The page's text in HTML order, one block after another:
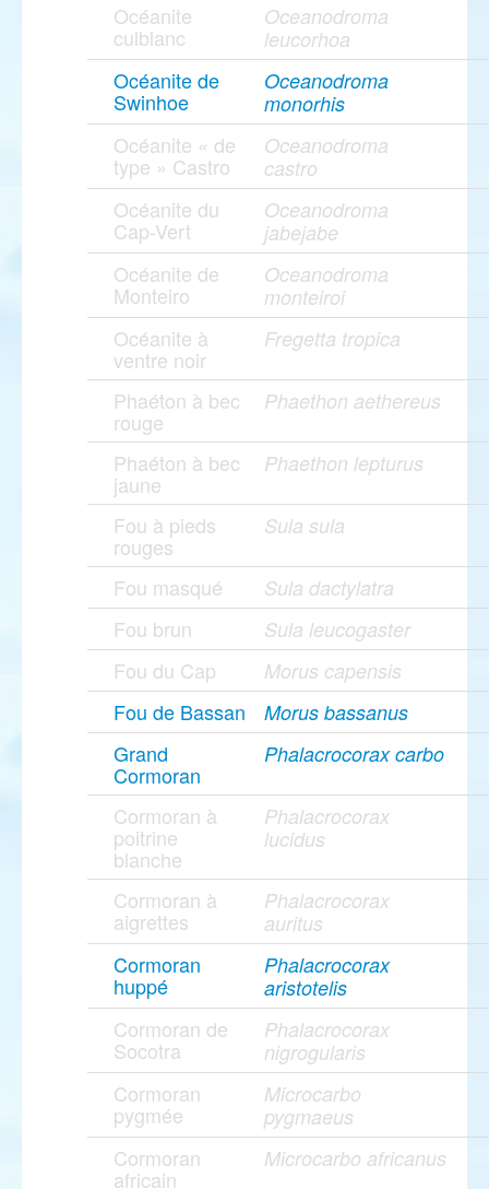
Océanite
culblanc
Oceanodroma
leucorhoa
Océanite de
Swinhoe
Oceanodroma
monorhis
Océanite « de
type » Castro
Oceanodroma
castro
Océanite du
Cap-Vert
Oceanodroma
jabejabe
Océanite de
Monteiro
Oceanodroma
monteiroi
Océanite à
ventre noir
Fregetta tropica
Phaéton à bec
rouge
Phaethon aethereus
Phaéton à bec
jaune
Phaethon lepturus
Fou à pieds
rouges
Sula sula
Fou masqué Sula dactylatra
Fou brun Sula leucogaster
Fou du Cap Morus capensis
Fou de Bassan Morus bassanus
Grand
Cormoran
Phalacrocorax carbo
Cormoran à
poitrine
blanche
Phalacrocorax
lucidus
Cormoran à
aigrettes
Phalacrocorax
auritus
Cormoran
huppé
Phalacrocorax
aristotelis
Cormoran de
Socotra
Phalacrocorax
nigrogularis
Cormoran
pygmée
Microcarbo
pygmaeus
Cormoran
africain
Microcarbo africanus